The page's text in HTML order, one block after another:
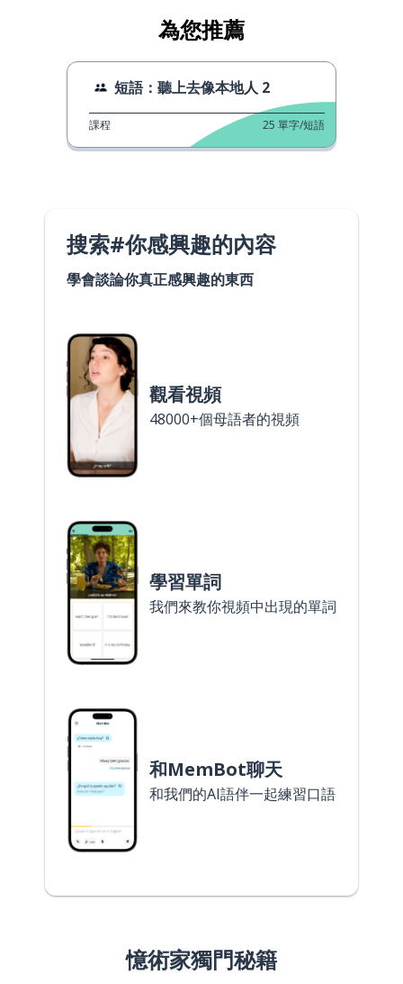
為您推薦
短語：聽上去像本地人 2
課程 25 單字/短語
搜索#你感興趣的內容
學會談論你真正感興趣的東西
觀看視頻
48000+個母語者的視頻
學習單詞
我們來教你視頻中出現的單詞
和MemBot聊天
和我們的AI語伴一起練習口語
憶術家獨門秘籍